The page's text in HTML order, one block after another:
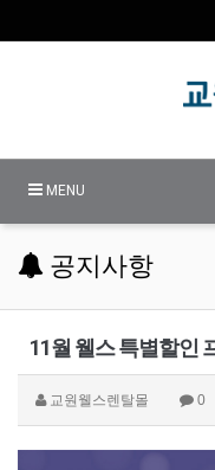
MENU
공지사항
11월 웰스 특별할인
교원웰스렌탈몰 0